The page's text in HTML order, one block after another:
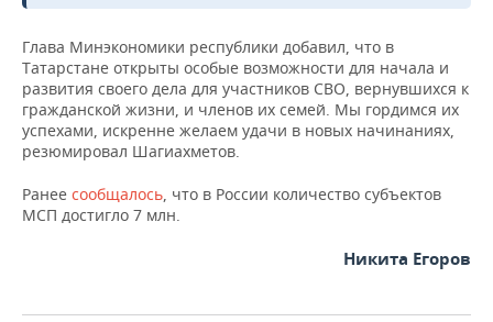
Глава Минэкономики республики добавил, что в
Татарстане открыты особые возможности для начала и
развития своего дела для участников СВО, вернувшихся к
гражданской жизни, и членов их семей. Мы гордимся их
успехами, искренне желаем удачи в новых начинаниях,
резюмировал Шагиахметов.
Ранее сообщалось, что в России количество субъектов
МСП достигло 7 млн.
Никита Егоров